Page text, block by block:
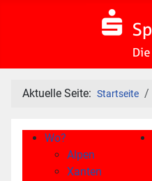
Aktuelle Seite: Startseite
Wo?
Alpen
Xanten